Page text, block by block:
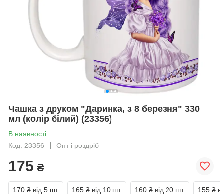
Чашка з друком "Даринка, з 8 березня" 330
мл (колір білий) (23356)
В наявності
Код: 23356
Опт і роздріб
175 ₴
170 ₴ від 5 шт. 165 ₴ від 10 шт. 160 ₴ від 20 шт. 155 ₴